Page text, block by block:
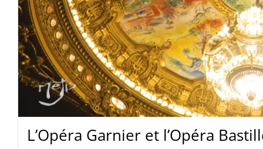
L’Opéra Garnier et l’Opéra